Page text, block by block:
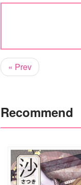
« Prev
Recommend